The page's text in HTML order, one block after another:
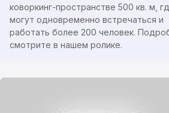
коворкинг-пространстве 500 кв. м,
могут одновременно встречаться и
работать более 200 человек.
смотрите в нашем ролике.